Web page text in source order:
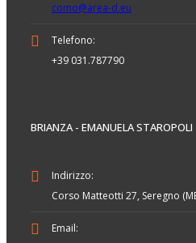
como@area-d.eu
Telefono:
+39 031.787790
BRIANZA - EMANUELA STAROPOLI
Indirizzo:
Corso Matteotti 27, Seregno
Email: